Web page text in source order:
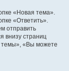
«Новая тема».
«Ответить».
отправить
внизу страниц
«Вы можете